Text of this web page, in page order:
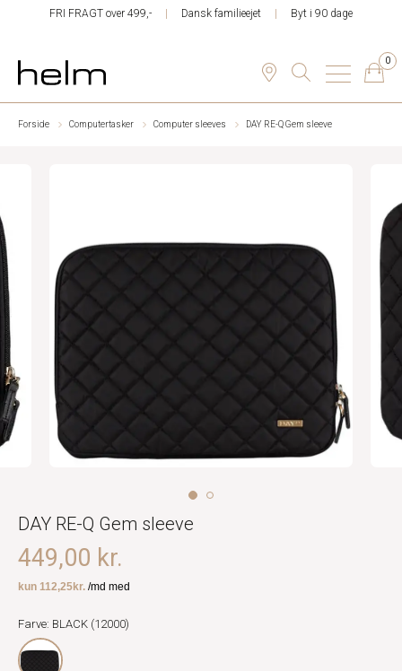
FRI FRAGT over 499,- Dansk familieejet Byt i 90 dage
0
Forside Computertasker Computer sleeves DAY RE-Q Gem sleeve
DAY RE-Q Gem sleeve
449,00 kr.
Farve: BLACK (12000)